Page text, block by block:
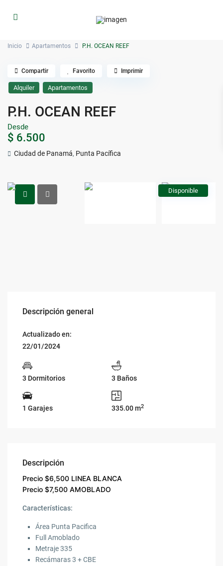
Inicio Apartamentos P.H. OCEAN REEF
Alquiler Apartamentos
P.H. OCEAN REEF
Desde
$ 6.500
Ciudad de Panamá, Punta Pacífica
Compartir Favorito Imprimir
Disponible
Descripción general
Actualizado en:
22/01/2024
3 Dormitorios 3 Baños
1 Garajes 335.00 m2
Descripción
Precio $6,500 LINEA BLANCA
Precio $7,500 AMOBLADO
Características:
Área Punta Pacifica
Full Amoblado
Metraje 335
Recámaras 3 + CBE